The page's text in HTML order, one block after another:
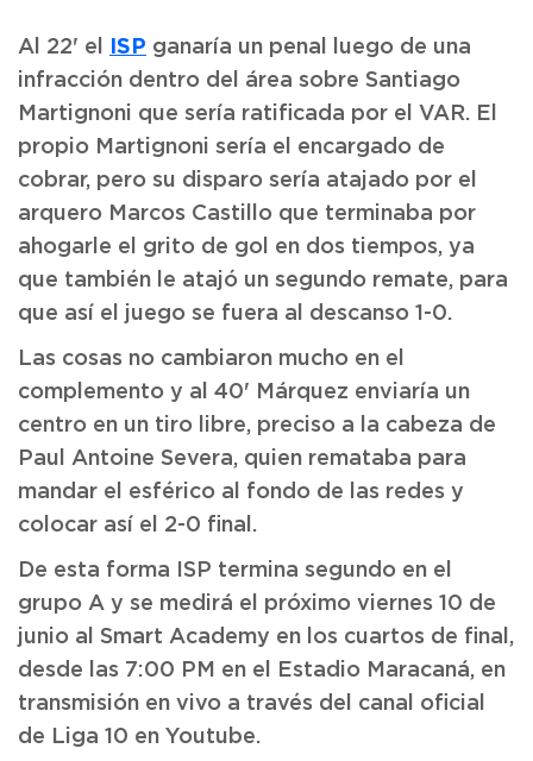
Al 22' el ISP ganaría un penal luego de una
infracción dentro del área sobre Santiago
Martignoni que sería ratificada por el VAR. El
propio Martignoni sería el encargado de
cobrar, pero su disparo sería atajado por el
arquero Marcos Castillo que terminaba por
ahogarle el grito de gol en dos tiempos, ya
que también le atajó un segundo remate, para
que así el juego se fuera al descanso 1-0.
Las cosas no cambiaron mucho en el
complemento y al 40' Márquez enviaría un
centro en un tiro libre, preciso a la cabeza de
Paul Antoine Severa, quien remataba para
mandar el esférico al fondo de las redes y
colocar así el 2-0 final.
De esta forma ISP termina segundo en el
grupo A y se medirá el próximo viernes 10 de
junio al Smart Academy en los cuartos de final,
desde las 7:00 PM en el Estadio Maracaná, en
transmisión en vivo a través del canal oficial
de Liga 10 en Youtube.